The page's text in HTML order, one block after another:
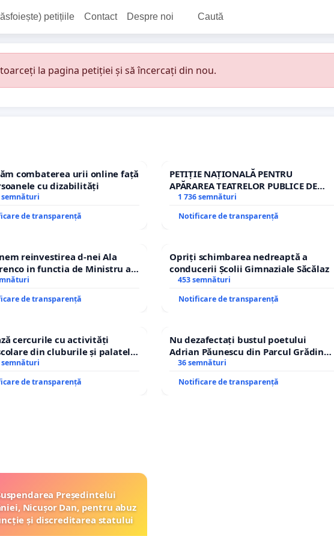
petițiile Contact Despre noi Caută
la pagina petiției și să încercați din nou.
combaterea urii online față
cu dizabilități
semnături
de transparență
PETIȚIE NAȚIONALĂ PENTRU
APĂRAREA TEATRELOR PUBLICE DE
REPERTORIU DIN ROMÂNIA
1 736 semnături
Notificare de transparență
reinvestirea d-nei Ala
in functia de Ministru al
de transparență
Opriți schimbarea nedreaptă a
conducerii Școlii Gimnaziale Săcălaz
453 semnături
Notificare de transparență
cercurile cu activități
din cluburile și palatele
semnături
de transparență
Nu dezafectați bustul poetului
Adrian Păunescu din Parcul Grădina
Icoanei! Stop cenzurii culturale!
36 semnături
Notificare de transparență
Președintelui
Nicușor Dan, pentru abuz
și discreditarea statului